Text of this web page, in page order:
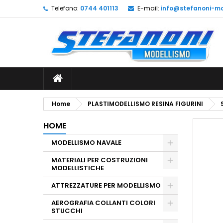
Telefono: 0744 401113 E-mail: info@stefanoni-
Home PLASTIMODELLISMO RESINA FIGURINI
HOME
MODELLISMO NAVALE
MATERIALI PER COSTRUZIONI
MODELLISTICHE
ATTREZZATURE PER MODELLISMO
AEROGRAFIA COLLANTI COLORI
STUCCHI